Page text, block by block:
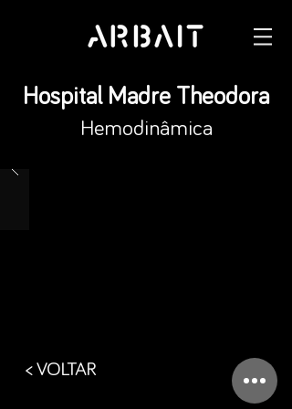
Hospital Madre Theodora
Hemodinâmica
< VOLTAR